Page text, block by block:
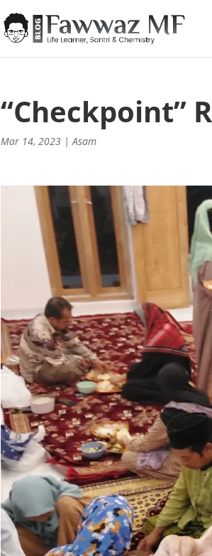
“Checkpoint”
Mar 14, 2023 |Asam